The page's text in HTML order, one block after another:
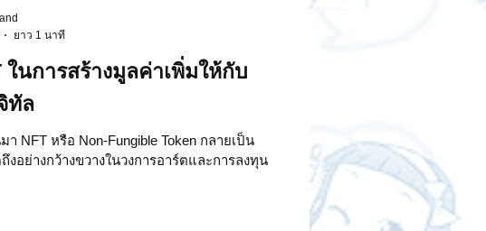
ในการสร้างมูลค่าเพิ่มให้กับ
ทัล
NFT หรือ Non-Fungible Token กลายเป็น
งอย่างกว้างขวางในวงการอาร์ตและการลงทุน
ยาว 1 นาที